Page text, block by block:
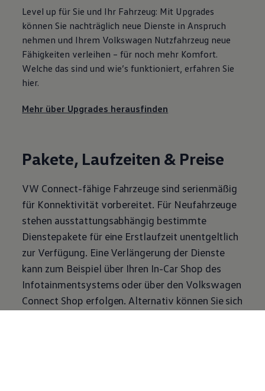
Level up für Sie und Ihr Fahrzeug: Mit Upgrades
können Sie nachträglich neue Dienste in Anspruch
nehmen und Ihrem Volkswagen Nutzfahrzeug neue
Fähigkeiten verleihen – für noch mehr Komfort.
Welche das sind und wie’s funktioniert, erfahren Sie
hier.
Mehr über Upgrades herausfinden
Pakete, Laufzeiten & Preise
VW Connect-fähige Fahrzeuge sind serienmäßig
für Konnektivität vorbereitet. Für Neufahrzeuge
stehen ausstattungsabhängig bestimmte
Dienstepakete für eine Erstlaufzeit unentgeltlich
zur Verfügung. Eine Verlängerung der Dienste
kann zum Beispiel über Ihren In-Car Shop des
Infotainmentsystems oder über den Volkswagen
Connect Shop erfolgen. Alternativ können Sie sich